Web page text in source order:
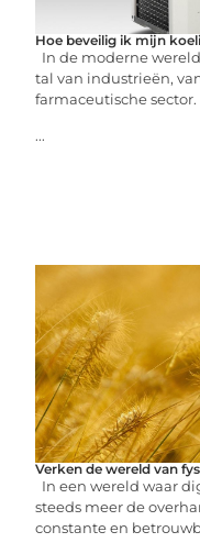
Hoe beveilig ik mijn
In de moderne
tal van industrieën,
farmaceutische
...
Verken de wereld van
In een wereld waar
steeds meer de
constante en